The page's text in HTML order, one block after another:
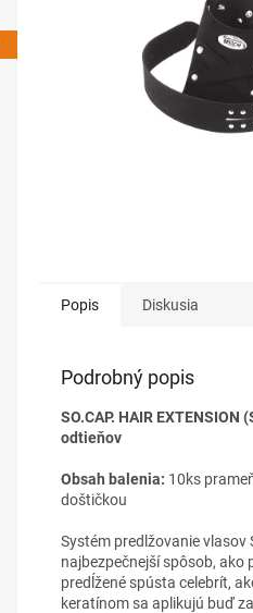
Popis Diskusia
Podrobný popis
SO.CAP. HAIR
odtieňov
Obsah balenia: 10ks
doštičkou
Systém predlžovanie vlasov
najbezpečnejší spôsob,
predĺžené spústa celebrít,
keratínom sa aplikujú buď